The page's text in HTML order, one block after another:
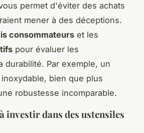
permet d'éviter des achats
mener à des déceptions.
consommateurs et les
pour évaluer les
durabilité. Par exemple, un
bien que plus
robustesse incomparable.
investir dans des ustensiles